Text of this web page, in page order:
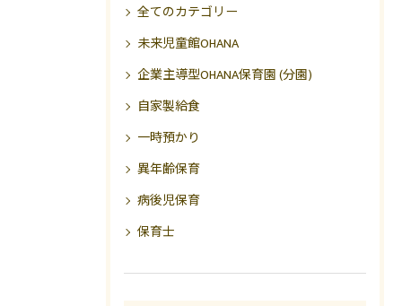
全てのカテゴリー
未来児童館OHANA
企業主導型OHANA保育園 (分園)
自家製給食
一時預かり
異年齢保育
病後児保育
保育士